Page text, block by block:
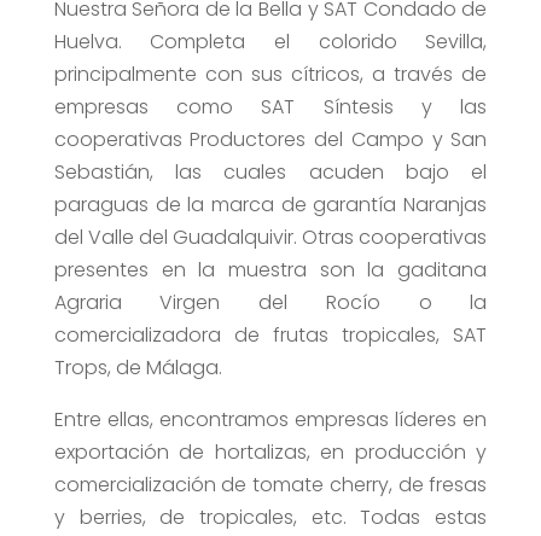
Nuestra Señora de la Bella y SAT Condado de
Huelva. Completa el colorido Sevilla,
principalmente con sus cítricos, a través de
empresas como SAT Síntesis y las
cooperativas Productores del Campo y San
Sebastián, las cuales acuden bajo el
paraguas de la marca de garantía Naranjas
del Valle del Guadalquivir. Otras cooperativas
presentes en la muestra son la gaditana
Agraria Virgen del Rocío o la
comercializadora de frutas tropicales, SAT
Trops, de Málaga.
Entre ellas, encontramos empresas líderes en
exportación de hortalizas, en producción y
comercialización de tomate cherry, de fresas
y berries, de tropicales, etc. Todas estas